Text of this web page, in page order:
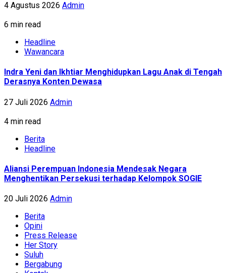
4 Agustus 2026 Admin
6 min read
Headline
Wawancara
Indra Yeni dan Ikhtiar Menghidupkan Lagu Anak di Tengah
Derasnya Konten Dewasa
27 Juli 2026 Admin
4 min read
Berita
Headline
Aliansi Perempuan Indonesia Mendesak Negara
Menghentikan Persekusi terhadap Kelompok SOGIE
20 Juli 2026 Admin
Berita
Opini
Press Release
Her Story
Suluh
Bergabung